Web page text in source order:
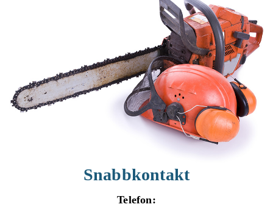
Snabbkontakt
Telefon: